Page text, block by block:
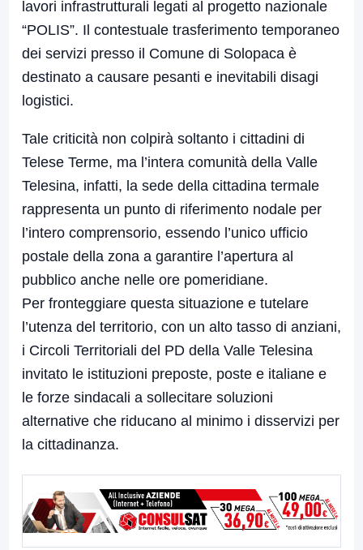
lavori infrastrutturali legati al progetto nazionale
“POLIS”. Il contestuale trasferimento temporaneo
dei servizi presso il Comune di Solopaca è
destinato a causare pesanti e inevitabili disagi
logistici.
Tale criticità non colpirà soltanto i cittadini di
Telese Terme, ma l’intera comunità della Valle
Telesina, infatti, la sede della cittadina termale
rappresenta un punto di riferimento nodale per
l’intero comprensorio, essendo l’unico ufficio
postale della zona a garantire l’apertura al
pubblico anche nelle ore pomeridiane.
Per fronteggiare questa situazione e tutelare
l’utenza del territorio, con un alto tasso di anziani,
i Circoli Territoriali del PD della Valle Telesina
invitato le istituzioni preposte, poste e italiane e
le forze sindacali a sollecitare soluzioni
alternative che riducano al minimo i disservizi per
la cittadinanza.